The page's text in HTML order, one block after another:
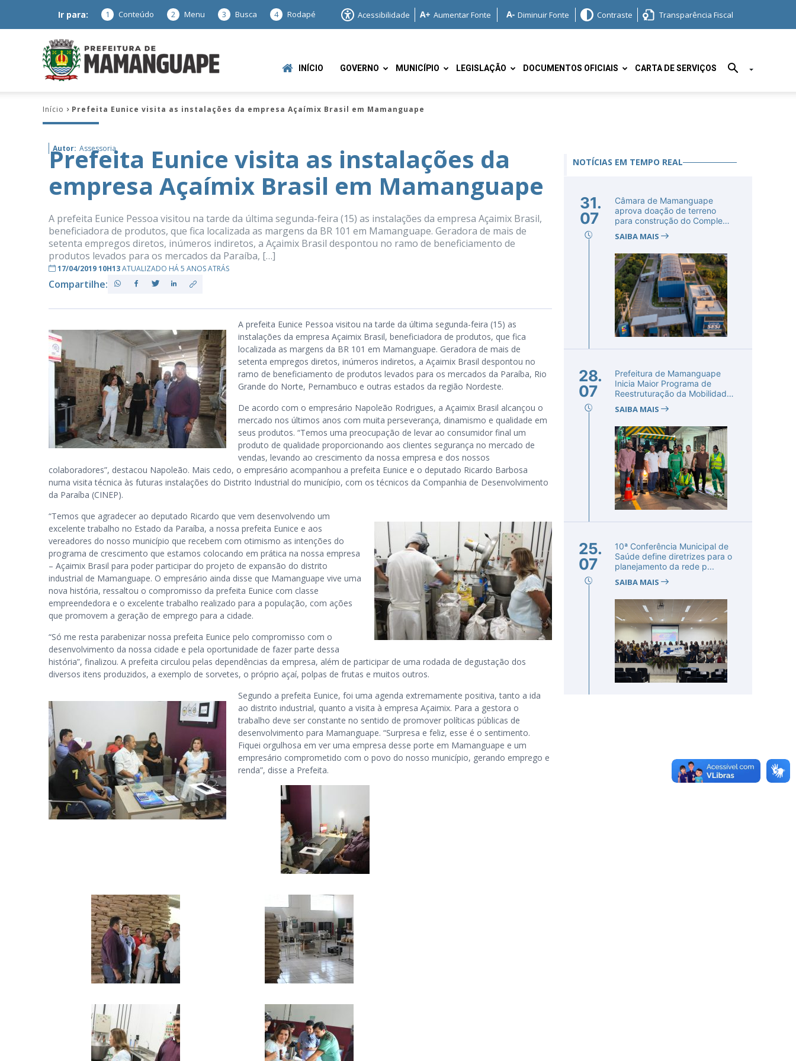
Ir para: 1 Conteúdo 2 Menu 3 Busca 4 Rodapé Acessibilidade Aumentar Fonte Diminuir Fonte Contraste Transparência Fiscal
Mamanguape
–
PB
INÍCIO GOVERNO MUNICÍPIO LEGISLAÇÃO DOCUMENTOS OFICIAIS CARTA DE SERVIÇOS
Início Prefeita Eunice visita as instalações da empresa Açaímix Brasil em Mamanguape
Autor: Assessoria
Prefeita Eunice visita as instalações da
empresa Açaímix Brasil em Mamanguape
A prefeita Eunice Pessoa visitou na tarde da última segunda-feira (15) as instalações da empresa Açaimix Brasil,
beneficiadora de produtos, que fica localizada as margens da BR 101 em Mamanguape. Geradora de mais de
setenta empregos diretos, inúmeros indiretos, a Açaimix Brasil despontou no ramo de beneficiamento de
produtos levados para os mercados da Paraíba, […]
17/04/2019 10H13ATUALIZADO HÁ 5 ANOS ATRÁS
Compartilhe:
A prefeita Eunice Pessoa visitou na tarde da última segunda-feira (15) as
instalações da empresa Açaimix Brasil, beneficiadora de produtos, que fica
localizada as margens da BR 101 em Mamanguape. Geradora de mais de
setenta empregos diretos, inúmeros indiretos, a Açaimix Brasil despontou no
ramo de beneficiamento de produtos levados para os mercados da Paraíba, Rio
Grande do Norte, Pernambuco e outras estados da região Nordeste.
De acordo com o empresário Napoleão Rodrigues, a Açaimix Brasil alcançou o
mercado nos últimos anos com muita perseverança, dinamismo e qualidade em
seus produtos. “Temos uma preocupação de levar ao consumidor final um
produto de qualidade proporcionando aos clientes segurança no mercado de
vendas, levando ao crescimento da nossa empresa e dos nossos
colaboradores”, destacou Napoleão. Mais cedo, o empresário acompanhou a prefeita Eunice e o deputado Ricardo Barbosa
numa visita técnica às futuras instalações do Distrito Industrial do município, com os técnicos da Companhia de Desenvolvimento
da Paraíba (CINEP).
“Temos que agradecer ao deputado Ricardo que vem desenvolvendo um
excelente trabalho no Estado da Paraíba, a nossa prefeita Eunice e aos
vereadores do nosso município que recebem com otimismo as intenções do
programa de crescimento que estamos colocando em prática na nossa empresa
– Açaimix Brasil para poder participar do projeto de expansão do distrito
industrial de Mamanguape. O empresário ainda disse que Mamanguape vive uma
nova história, ressaltou o compromisso da prefeita Eunice com classe
empreendedora e o excelente trabalho realizado para a população, com ações
que promovem a geração de emprego para a cidade.
“Só me resta parabenizar nossa prefeita Eunice pelo compromisso com o
desenvolvimento da nossa cidade e pela oportunidade de fazer parte dessa
história”, finalizou. A prefeita circulou pelas dependências da empresa, além de participar de uma rodada de degustação dos
diversos itens produzidos, a exemplo de sorvetes, o próprio açaí, polpas de frutas e muitos outros.
Segundo a prefeita Eunice, foi uma agenda extremamente positiva, tanto a ida
ao distrito industrial, quanto a visita à empresa Açaimix. Para a gestora o
trabalho deve ser constante no sentido de promover políticas públicas de
desenvolvimento para Mamanguape. “Surpresa e feliz, esse é o sentimento.
Fiquei orgulhosa em ver uma empresa desse porte em Mamanguape e um
empresário comprometido com o povo do nosso município, gerando emprego e
renda”, disse a Prefeita.
NOTÍCIAS EM TEMPO REAL
31.
07
Câmara de Mamanguape
aprova doação de terreno
para construção do Complexo
SAIBA MAIS
28.
07
Prefeitura de Mamanguape
Inicia Maior Programa de
Reestruturação da Mobilidade
SAIBA MAIS
25.
07
10ª Conferência Municipal de
Saúde define diretrizes para o
planejamento da rede p...
SAIBA MAIS